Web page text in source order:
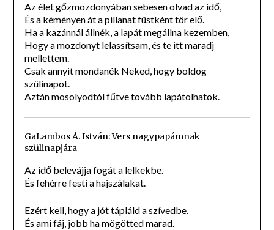
Az élet gőzmozdonyában sebesen olvad az idő,
És a kéményen át a pillanat füstként tör elő.
Ha a kazánnál állnék, a lapát megállna kezemben,
Hogy a mozdonyt lelassítsam, és te itt maradj
mellettem.
Csak annyit mondanék Neked, hogy boldog
szülinapot.
Aztán mosolyodtól fűtve tovább lapátolhatok.
GaLambos Á. István: Vers nagypapámnak
szülinapjára
Az idő belevájja fogát a lelkekbe.
És fehérre festi a hajszálakat.
Ezért kell, hogy a jót tápláld a szívedbe.
És ami fáj, jobb ha mögötted marad.